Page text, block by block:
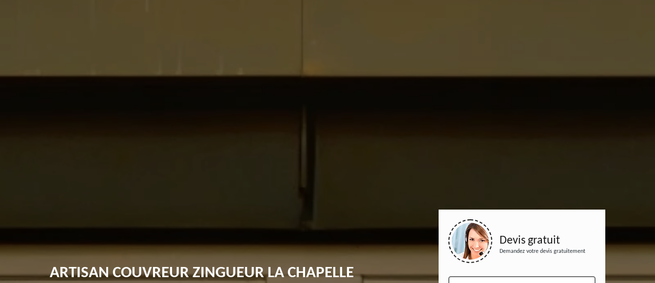
ARTISAN COUVREUR ZINGUEUR LA CHAPELLE
Devis gratuit
Demandez votre devis gratuitement